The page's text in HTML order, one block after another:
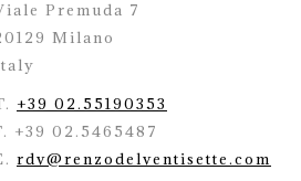
Premuda 7
Milano
+39 02.55190353
+39 02.5465487
rdv@renzodelventisette.com